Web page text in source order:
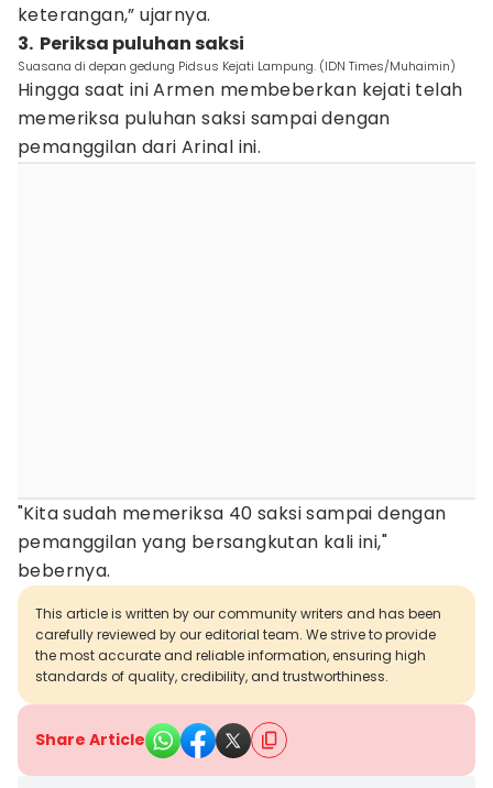
keterangan,” ujarnya.
3. Periksa puluhan saksi
Suasana di depan gedung Pidsus Kejati Lampung. (IDN Times/Muhaimin)
Hingga saat ini Armen membeberkan kejati telah
memeriksa puluhan saksi sampai dengan
pemanggilan dari Arinal ini.
"Kita sudah memeriksa 40 saksi sampai dengan
pemanggilan yang bersangkutan kali ini,"
bebernya.
This article is written by our community writers and has been
carefully reviewed by our editorial team. We strive to provide
the most accurate and reliable information, ensuring high
standards of quality, credibility, and trustworthiness.
Share Article